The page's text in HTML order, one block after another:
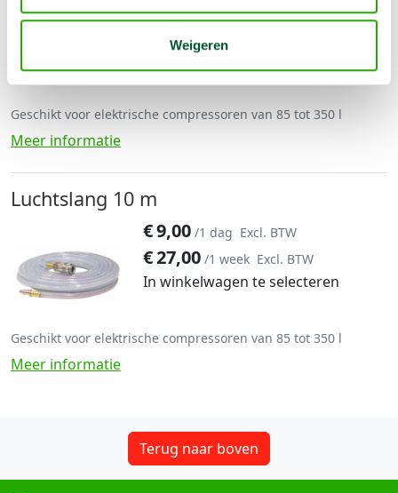
Weigeren
€12,00 /1 dag Excl. BTW
36,00
In winkelwagen te selecteren
Geschikt voor elektrische compressoren van 85 tot 350 l
Meer informatie
Luchtslang 10 m
€9,00 /1 dag Excl. BTW
€27,00 /1 week Excl. BTW
In winkelwagen te selecteren
Geschikt voor elektrische compressoren van 85 tot 350 l
Meer informatie
Terug naar boven